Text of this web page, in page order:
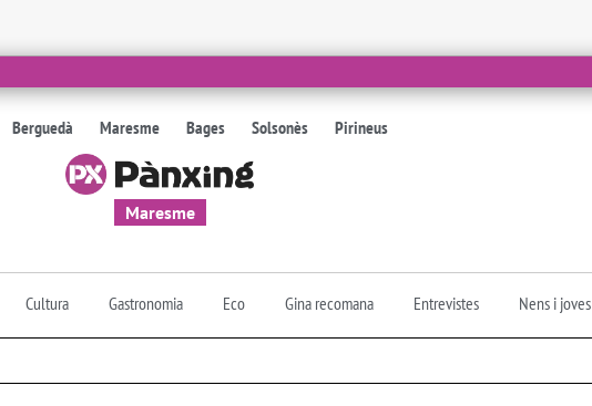
Berguedà Maresme Bages Solsonès Pirineus
Maresme
Cultura Gastronomia Eco Gina recomana Entrevistes Nens i joves